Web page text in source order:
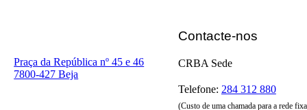
Praça da República nº 45 e 46
7800-427 Beja
Contacte-nos
CRBA Sede
Telefone: 284 312 880
(Custo de uma chamada para a rede fixa